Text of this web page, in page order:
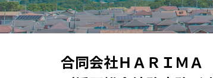
合同会社ＨＡＲＩＭ